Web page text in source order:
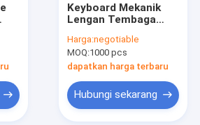
Keyboard Mekanik
Lengan Tembaga
Logam CAD
Harga:negotiable
MOQ:1000 pcs
dapatkan harga terbaru
Hubungi sekarang